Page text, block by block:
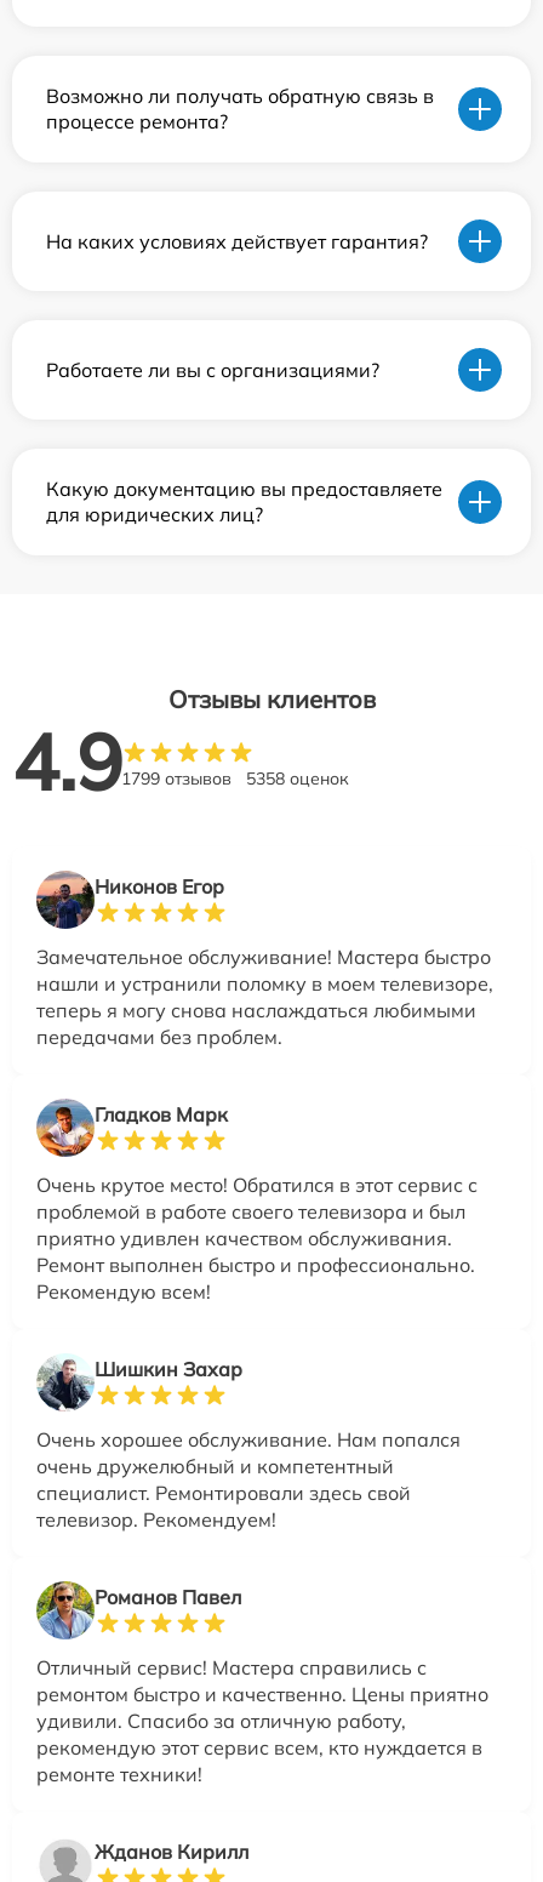
Возможно ли получать обратную связь в
процессе ремонта?
На каких условиях действует гарантия?
Работаете ли вы с организациями?
Какую документацию вы предоставляете
для юридических лиц?
Отзывы клиентов
4.91799 отзывов 5358 оценок
Никонов Егор
Замечательное обслуживание! Мастера быстро
нашли и устранили поломку в моем телевизоре,
теперь я могу снова наслаждаться любимыми
передачами без проблем.
Гладков Марк
Очень крутое место! Обратился в этот сервис с
проблемой в работе своего телевизора и был
приятно удивлен качеством обслуживания.
Ремонт выполнен быстро и профессионально.
Рекомендую всем!
Шишкин Захар
Очень хорошее обслуживание. Нам попался
очень дружелюбный и компетентный
специалист. Ремонтировали здесь свой
телевизор. Рекомендуем!
Романов Павел
Отличный сервис! Мастера справились с
ремонтом быстро и качественно. Цены приятно
удивили. Спасибо за отличную работу,
рекомендую этот сервис всем, кто нуждается в
ремонте техники!
Жданов Кирилл